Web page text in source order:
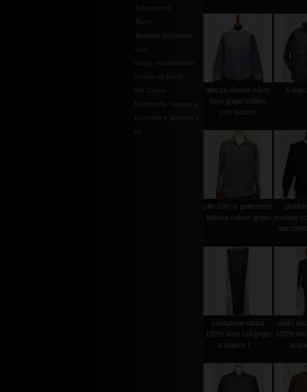
Tabernacoli
valige celebrazione
Mattonella ceramica
Essenze e profumi e
giacca donna misto
lana grigio chiaro
con tasche
k.wai
pile 100 % poliestere
italiana colore grigio
tessuto
pantalone nizza
100% lana col.grigio
antracite ( ...
abito
100%